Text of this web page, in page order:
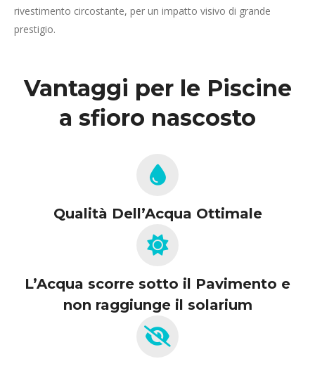
rivestimento circostante, per un impatto visivo di grande
prestigio.
Vantaggi per le Piscine
a sfioro nascosto
Qualità Dell’Acqua Ottimale
L’Acqua scorre sotto il Pavimento e
non raggiunge il solarium